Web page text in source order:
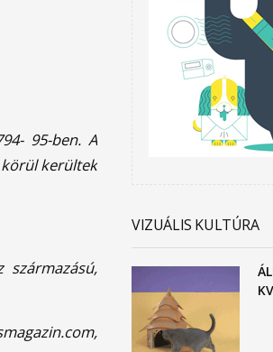
95-ben. A
kerültek
VIZUÁLIS KULTÚRA